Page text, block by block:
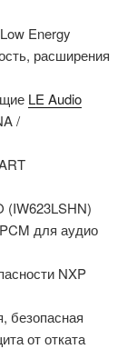
Energy
расширения
LE Audio
/
(IW623LSHN)
для аудио
NXP
безопасная
от отката